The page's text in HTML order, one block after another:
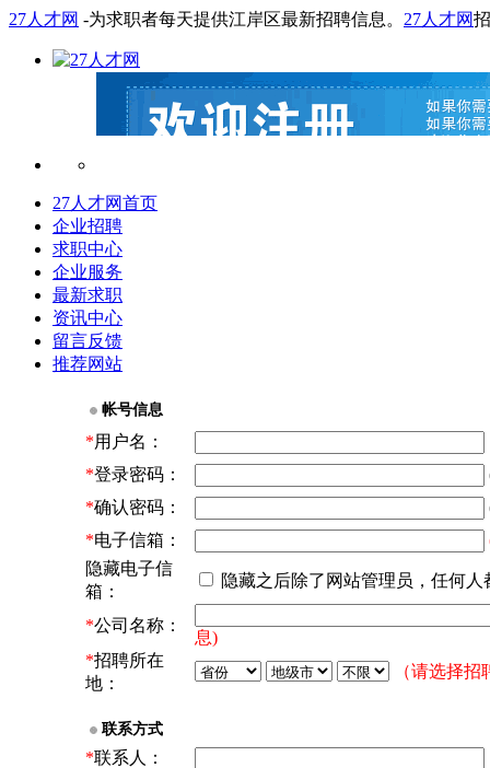
27人才网 -为求职者每天提供江岸区最新招聘信息。 27人才网
27人才网首页
企业招聘
求职中心
企业服务
最新求职
资讯中心
留言反馈
推荐网站
帐号信息
*用户名：
*登录密码：
*确认密码：
*电子信箱：
隐藏电子信
箱：
隐藏之后除了网站管理员，任何
*公司名称：
息)
*招聘所在
地：
（请选择
联系方式
*联系人：